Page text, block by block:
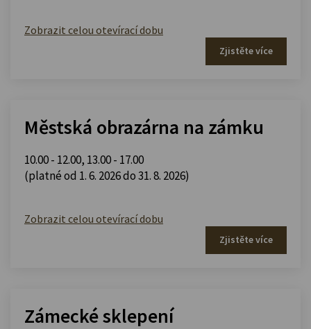
Zobrazit celou otevírací dobu
Zjistěte více
Městská obrazárna na zámku
10.00 - 12.00, 13.00 - 17.00
(platné od 1. 6. 2026 do 31. 8. 2026)
Zobrazit celou otevírací dobu
Zjistěte více
Zámecké sklepení